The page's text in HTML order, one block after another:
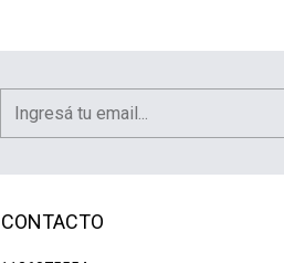
CONTACTO